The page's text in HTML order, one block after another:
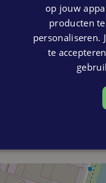
op jouw
producten
personaliseren.
te